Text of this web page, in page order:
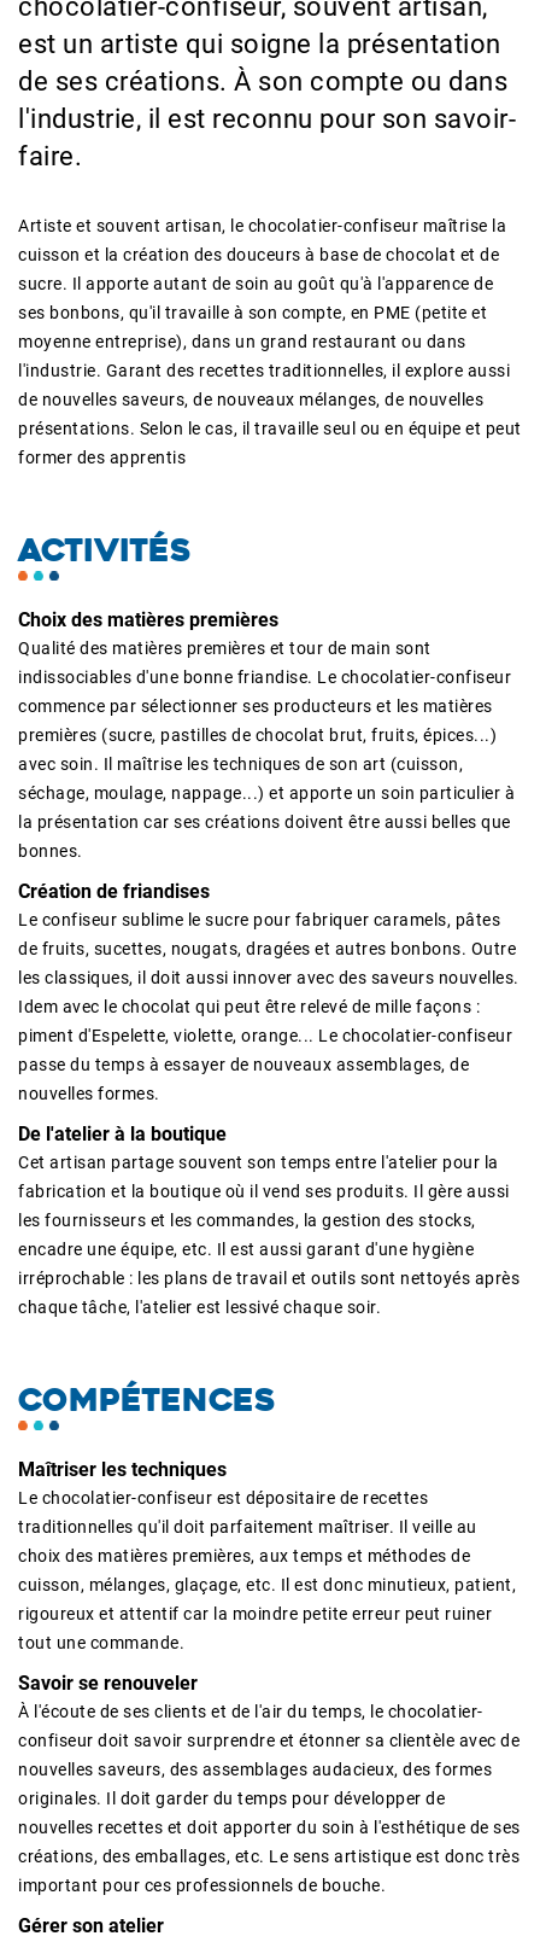
chocolatier-confiseur, souvent artisan,
est un artiste qui soigne la présentation
de ses créations. À son compte ou dans
l'industrie, il est reconnu pour son savoir-
faire.
Artiste et souvent artisan, le chocolatier-confiseur maîtrise la
cuisson et la création des douceurs à base de chocolat et de
sucre. Il apporte autant de soin au goût qu'à l'apparence de
ses bonbons, qu'il travaille à son compte, en PME (petite et
moyenne entreprise), dans un grand restaurant ou dans
l'industrie. Garant des recettes traditionnelles, il explore aussi
de nouvelles saveurs, de nouveaux mélanges, de nouvelles
présentations. Selon le cas, il travaille seul ou en équipe et peut
former des apprentis
ACTIVITÉS
Choix des matières premières
Qualité des matières premières et tour de main sont
indissociables d'une bonne friandise. Le chocolatier-confiseur
commence par sélectionner ses producteurs et les matières
premières (sucre, pastilles de chocolat brut, fruits, épices...)
avec soin. Il maîtrise les techniques de son art (cuisson,
séchage, moulage, nappage...) et apporte un soin particulier à
la présentation car ses créations doivent être aussi belles que
bonnes.
Création de friandises
Le confiseur sublime le sucre pour fabriquer caramels, pâtes
de fruits, sucettes, nougats, dragées et autres bonbons. Outre
les classiques, il doit aussi innover avec des saveurs nouvelles.
Idem avec le chocolat qui peut être relevé de mille façons :
piment d'Espelette, violette, orange... Le chocolatier-confiseur
passe du temps à essayer de nouveaux assemblages, de
nouvelles formes.
De l'atelier à la boutique
Cet artisan partage souvent son temps entre l'atelier pour la
fabrication et la boutique où il vend ses produits. Il gère aussi
les fournisseurs et les commandes, la gestion des stocks,
encadre une équipe, etc. Il est aussi garant d'une hygiène
irréprochable : les plans de travail et outils sont nettoyés après
chaque tâche, l'atelier est lessivé chaque soir.
COMPÉTENCES
Maîtriser les techniques
Le chocolatier-confiseur est dépositaire de recettes
traditionnelles qu'il doit parfaitement maîtriser. Il veille au
choix des matières premières, aux temps et méthodes de
cuisson, mélanges, glaçage, etc. Il est donc minutieux, patient,
rigoureux et attentif car la moindre petite erreur peut ruiner
tout une commande.
Savoir se renouveler
À l'écoute de ses clients et de l'air du temps, le chocolatier-
confiseur doit savoir surprendre et étonner sa clientèle avec de
nouvelles saveurs, des assemblages audacieux, des formes
originales. Il doit garder du temps pour développer de
nouvelles recettes et doit apporter du soin à l'esthétique de ses
créations, des emballages, etc. Le sens artistique est donc très
important pour ces professionnels de bouche.
Gérer son atelier